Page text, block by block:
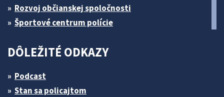
Rozvoj občianskej spoločnosti
Športové centrum polície
DÔLEŽITÉ ODKAZY
Podcast
Stan sa policajtom